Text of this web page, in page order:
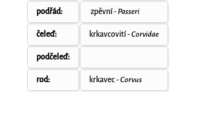
podřád: zpěvní- Passeri
čeleď: krkavcovití- Corvidae
podčeleď:
rod: krkavec- Corvus